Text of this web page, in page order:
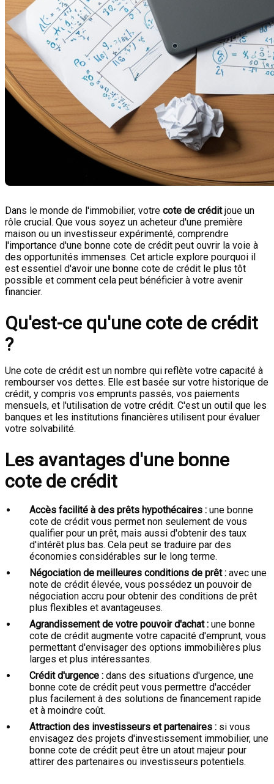
Dans le monde de l'immobilier, votre cote de créditjoue un
rôle crucial. Que vous soyez un acheteur d'une première
maison ou un investisseur expérimenté, comprendre
l'importance d'une bonne cote de crédit peut ouvrir la voie à
des opportunités immenses. Cet article explore pourquoi il
est essentiel d'avoir une bonne cote de crédit le plus tôt
possible et comment cela peut bénéficier à votre avenir
financier.
Qu'est-ce qu'une cote de crédit
?
Une cote de crédit est un nombre qui reflète votre capacité à
rembourser vos dettes. Elle est basée sur votre historique de
crédit, y compris vos emprunts passés, vos paiements
mensuels, et l'utilisation de votre crédit. C'est un outil que les
banques et les institutions financières utilisent pour évaluer
votre solvabilité.
Les avantages d'une bonne
cote de crédit
Accès facilité à des prêts hypothécaires : une bonne
cote de crédit vous permet non seulement de vous
qualifier pour un prêt, mais aussi d'obtenir des taux
d'intérêt plus bas. Cela peut se traduire par des
économies considérables sur le long terme.
Négociation de meilleures conditions de prêt : avec une
note de crédit élevée, vous possédez un pouvoir de
négociation accru pour obtenir des conditions de prêt
plus flexibles et avantageuses.
Agrandissement de votre pouvoir d'achat : une bonne
cote de crédit augmente votre capacité d'emprunt, vous
permettant d'envisager des options immobilières plus
larges et plus intéressantes.
Crédit d'urgence : dans des situations d'urgence, une
bonne cote de crédit peut vous permettre d'accéder
plus facilement à des solutions de financement rapide
et à moindre coût.
Attraction des investisseurs et partenaires : si vous
envisagez des projets d'investissement immobilier, une
bonne cote de crédit peut être un atout majeur pour
attirer des partenaires ou investisseurs potentiels.